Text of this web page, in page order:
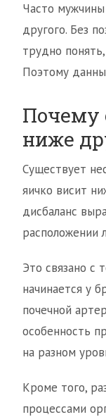
Часто
другого. Без
трудно
Поэтому
Почему
ниже
Существует
яичко висит
дисбаланс
расположении
Это связано с
начинается у
почечной
особенность
на разном
Кроме того,
процессами